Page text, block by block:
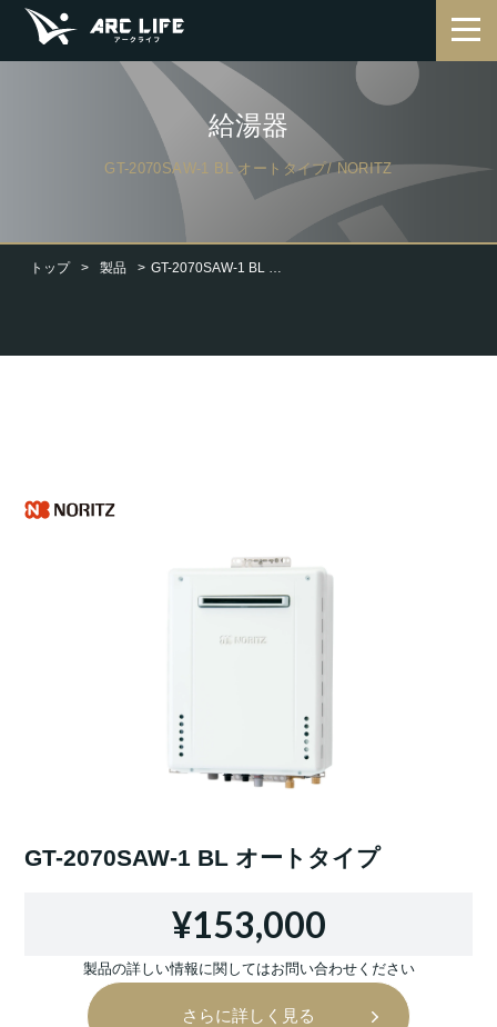
トップ 製品 GT-2070SAW-1 BL オートタイプ
給湯器
GT-2070SAW-1 BL オートタイプ/ NORITZ
GT-2070SAW-1 BL オートタイプ
¥153,000
製品の詳しい情報に関してはお問い合わせください
さらに詳しく見る